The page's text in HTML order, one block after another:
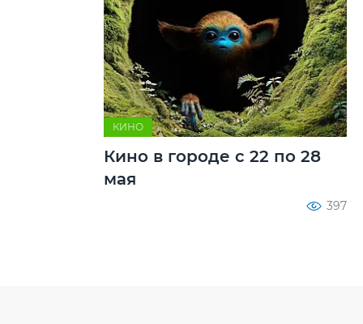
КИНО
Кино в городе с 22 по 28
мая
397